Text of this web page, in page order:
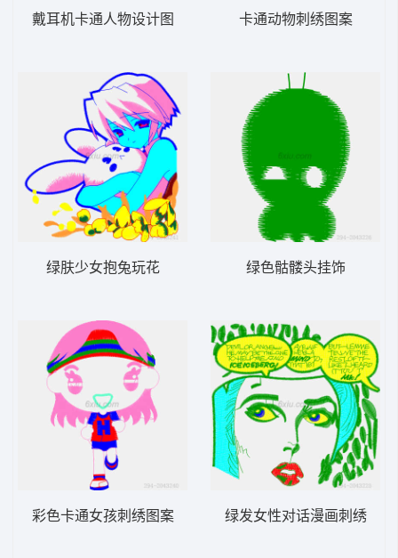
戴耳机卡通人物设计图
绿肤少女抱兔玩花
彩色卡通女孩刺绣图案
卡通动物刺绣图案
绿色骷髅头挂饰
绿发女性对话漫画刺绣